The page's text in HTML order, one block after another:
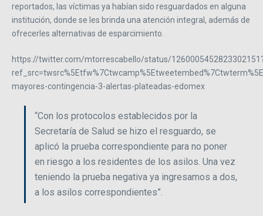
reportados, las víctimas ya habían sido resguardados en alguna
institución, donde se les brinda una atención integral, además de
ofrecerles alternativas de esparcimiento.
https://twitter.com/mtorrescabello/status/
mayores-contingencia-3-alertas-plateadas-edomex
“Con los protocolos establecidos por la
Secretaría de Salud se hizo el resguardo, se
aplicó la prueba correspondiente para no poner
en riesgo a los residentes de los asilos. Una vez
teniendo la prueba negativa ya ingresamos a dos,
a los asilos correspondientes”.